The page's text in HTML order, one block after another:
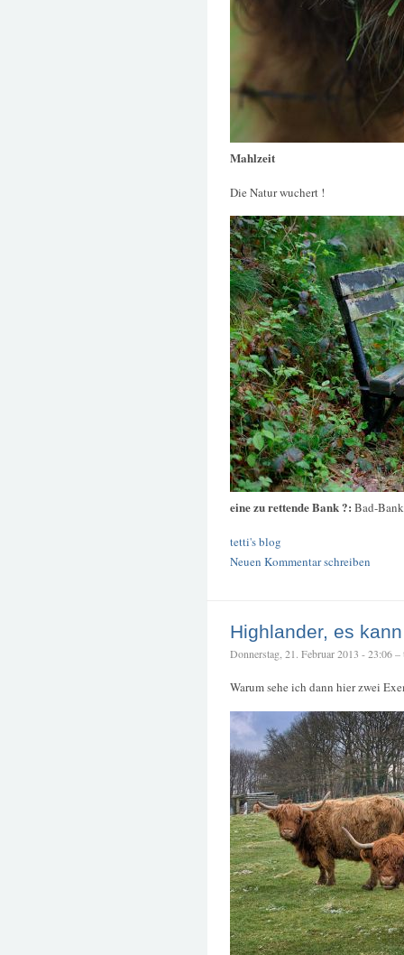
Mahlzeit
Die Natur wuchert !
eine zu rettende Bank ?: Bad-
tetti's blog
Neuen Kommentar schreiben
Highlander, es
Donnerstag, 21. Februar 2013 - 23:06 –
Warum sehe ich dann hier zwei